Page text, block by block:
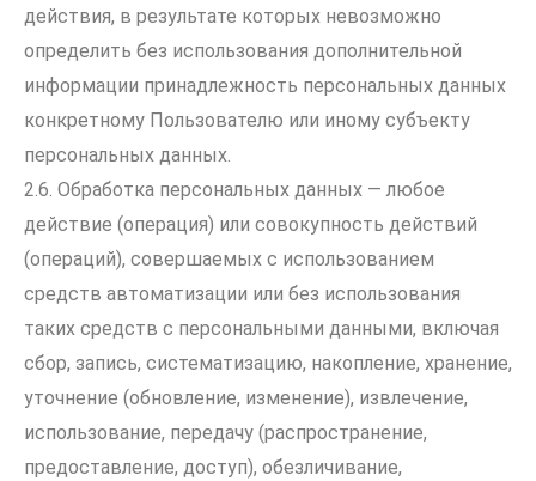
действия, в результате которых невозможно
определить без использования дополнительной
информации принадлежность персональных данных
конкретному Пользователю или иному субъекту
персональных данных.
2.6. Обработка персональных данных — любое
действие (операция) или совокупность действий
(операций), совершаемых с использованием
средств автоматизации или без использования
таких средств с персональными данными, включая
сбор, запись, систематизацию, накопление, хранение,
уточнение (обновление, изменение), извлечение,
использование, передачу (распространение,
предоставление, доступ), обезличивание,